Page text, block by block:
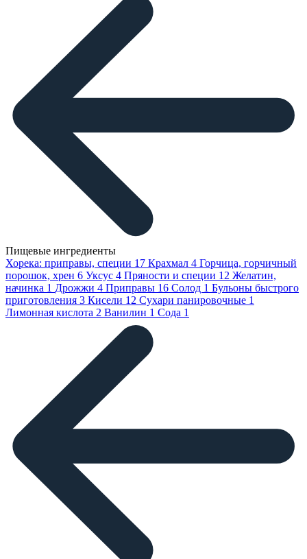
Пищевые ингредиенты
Хорека: приправы, специи 17 Крахмал 4 Горчица, горчичный
порошок, хрен 6 Уксус 4 Пряности и специи 12 Желатин,
начинка 1 Дрожжи 4 Приправы 16 Солод 1 Бульоны быстрого
приготовления 3 Кисели 12 Сухари панировочные 1
Лимонная кислота 2 Ванилин 1 Сода 1